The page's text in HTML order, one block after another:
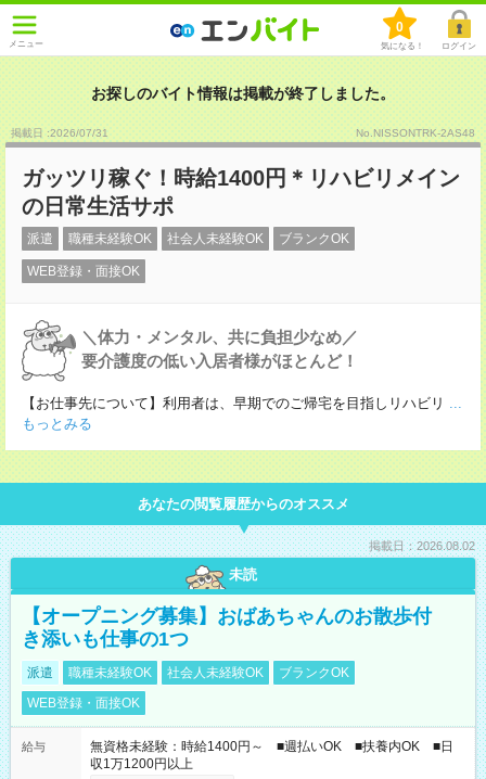
メニュー
0
気になる！ ログイン
お探しのバイト情報は掲載が終了しました。
掲載日 :2026/07/31 No.NISSONTRK-2AS48
ガッツリ稼ぐ！時給1400円＊リハビリメイン
の日常生活サポ
派遣 職種未経験OK 社会人未経験OK ブランクOK
WEB登録・面接OK
＼体力・メンタル、共に負担少なめ／
要介護度の低い入居者様がほとんど！
【お仕事先について】利用者は、早期でのご帰宅を目指しリハビリ ...
もっとみる
あなたの閲覧履歴からのオススメ
掲載日：2026.08.02
未読
【オープニング募集】おばあちゃんのお散歩付
き添いも仕事の1つ
派遣 職種未経験OK 社会人未経験OK
ブランクOK
WEB登録・面接OK
給与
無資格未経験：時給1400円～ ■週払いOK ■扶養内OK ■日
収1万1200円以上